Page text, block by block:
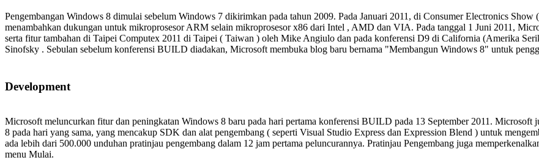
Pengembangan Windows 8 dimulai sebelum Windows 7 dikirimkan pada tahun 2009. Pada Januari 2011, di Consumer Electronics
menambahkan dukungan untuk mikroprosesor ARM selain mikroprosesor x86 dari Intel , AMD dan VIA. Pada tanggal 1 Juni 2011,
serta fitur tambahan di Taipei Computex 2011 di Taipei ( Taiwan ) oleh Mike Angiulo dan pada konferensi D9 di California (Amerika
Sinofsky . Sebulan sebelum konferensi BUILD diadakan, Microsoft membuka blog baru bernama "Membangun Windows 8" untuk
Development
Microsoft meluncurkan fitur dan peningkatan Windows 8 baru pada hari pertama konferensi BUILD pada 13 September 2011.
8 pada hari yang sama, yang mencakup SDK dan alat pengembang ( seperti Visual Studio Express dan Expression Blend ) untuk
ada lebih dari 500.000 unduhan pratinjau pengembang dalam 12 jam pertama peluncurannya. Pratinjau Pengembang juga
menu Mulai.